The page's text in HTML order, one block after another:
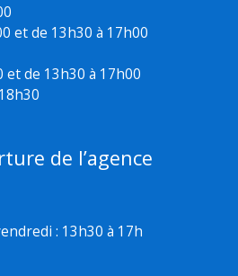
et de 13h30 à 17h00
et de 13h30 à 17h00
de l’agence
: 13h30 à 17h